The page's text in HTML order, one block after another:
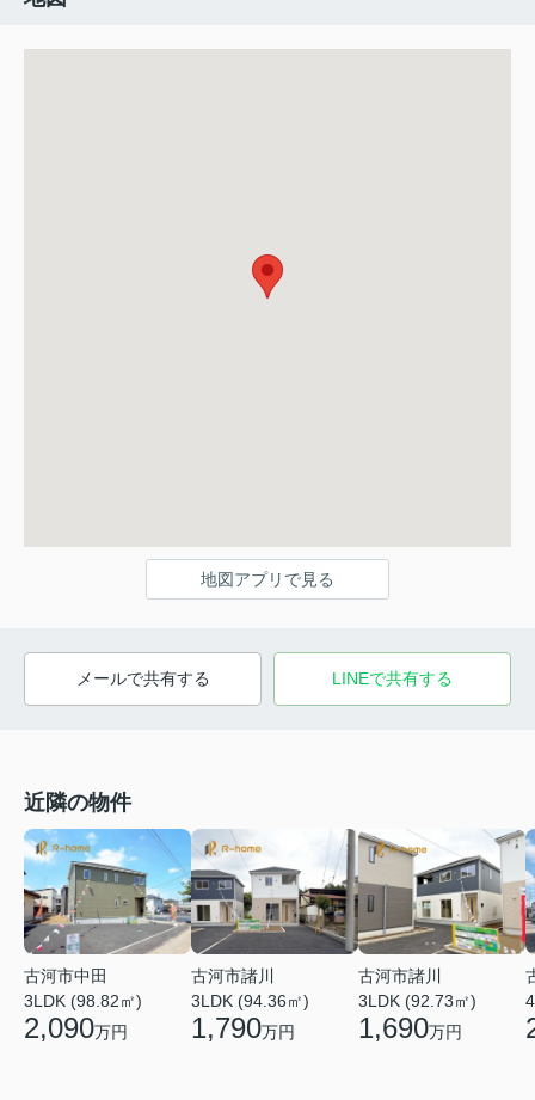
地図アプリで見る
メールで共有する LINEで共有する
近隣の物件
古河市中田
3LDK (98.82㎡)
2,090万円
古河市諸川
3LDK (94.36㎡)
1,790万円
古河市諸川
3LDK (92.73㎡)
1,690万円